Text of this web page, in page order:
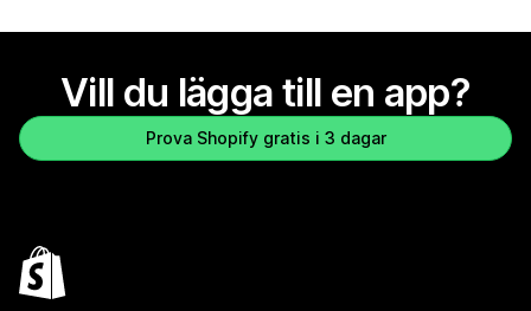
Vill du lägga till en app?
Prova Shopify gratis i 3 dagar